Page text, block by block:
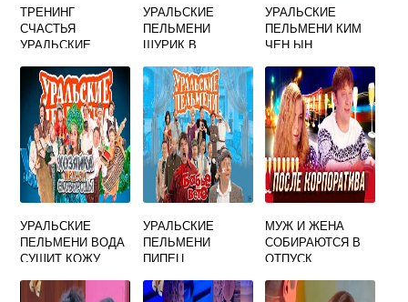
ТРЕНИНГ
СЧАСТЬЯ
УРАЛЬСКИЕ
УРАЛЬСКИЕ
ПЕЛЬМЕНИ
ШУРИК В
УРАЛЬСКИЕ
ПЕЛЬМЕНИ КИМ
ЧЕН ЫН
УРАЛЬСКИЕ
ПЕЛЬМЕНИ ВОДА
СУШИТ КОЖУ
УРАЛЬСКИЕ
ПЕЛЬМЕНИ
ПИПЕЦ
МУЖ И ЖЕНА
СОБИРАЮТСЯ В
ОТПУСК
ПЕЛЬМЕНИ